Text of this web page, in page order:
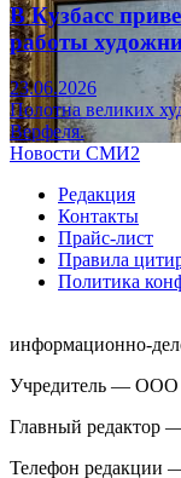
В Кузбасс
работы
23.06.2026
Полотна великих
Верфеля.
Новости СМИ2
Редакция
Контакты
Прайс-лист
Правила
Политика
информационно-
Учредитель — ООО
Главный редактор
Телефон редакции